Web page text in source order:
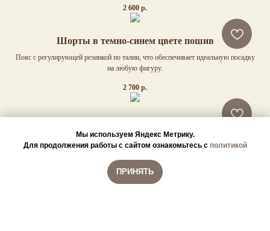
2 600 р.
Шорты в темно-синем цвете пошив
Пояс с регулирующей резинкой по талии, что обеспечивает идеальную посадку
на любую фигуру.
2 700 р.
Бермуды в темно-синем цвете пошив
Пояс с регулирующей резинкой по талии, что обеспечивает идеальную посадку
на любую фигуру.
2 100 р.
Мы используем Яндекс Метрику.
Для продолжения работы с сайтом ознакомьтесь с политикой
ПРИНЯТЬ